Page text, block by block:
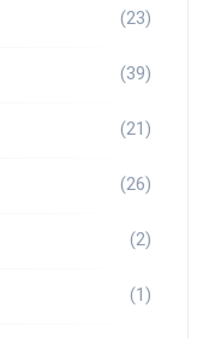
(23)
(39)
(21)
(26)
(2)
(1)